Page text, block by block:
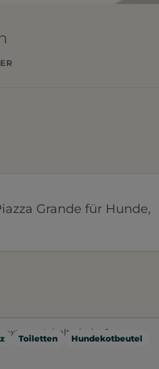
Grande für Hunde,
Toiletten Hundekotbeutel
Inhalte laden?